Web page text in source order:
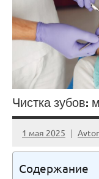
Чистка зубов:
1 мая 2025 Avtor
Содержание